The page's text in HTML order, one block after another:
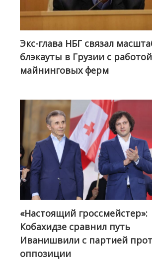
Экс-глава НБГ связал
блэкауты в Грузии с работой
майнинговых ферм
@ქართული ოცნება / Georgian Dream
«Настоящий гроссмейстер»:
Кобахидзе сравнил путь
Иванишвили с партией
оппозиции